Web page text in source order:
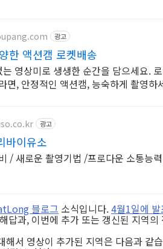
광고
한 액션캠 로켓배송
영상미로 생생한 순간을 담으세요.
면, 안정적인 액션캠, 능숙하게 촬영하
광고
바이유소
/ 새로운 촬영기법 /프로다운 소통능
블로그 소식입니다.4월1일에
답과, 이번에 추가 또는 갱신된 지역
해서 영상이 추가된 지역은 다음과 같